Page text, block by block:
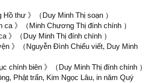
Hồ thư 》（Duy Minh Thị soạn ）
ca 》（Minh Chương Thị đính chính ）
》（Duy Minh Thị đính chính ）
》（Nguyễn Đình Chiểu viết, Duy Minh
chính biên 》（Duy Minh Thị đính chính ）
Phật trấn, Kim Ngọc Lâu, in năm Quý